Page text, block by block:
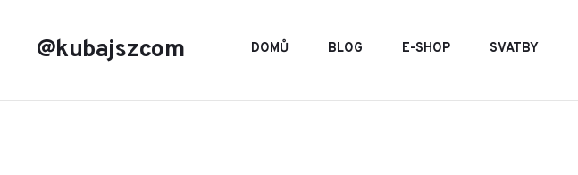
@kubajszcom DOMŮ BLOG E-SHOP SVATBY